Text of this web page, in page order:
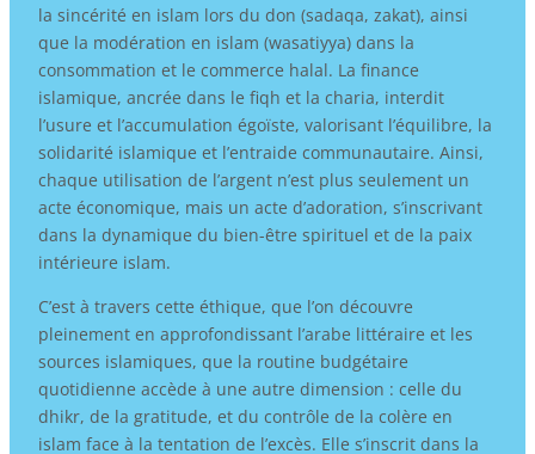
la sincérité en islam lors du don (sadaqa, zakat), ainsi
que la modération en islam (wasatiyya) dans la
consommation et le commerce halal. La finance
islamique, ancrée dans le fiqh et la charia, interdit
l’usure et l’accumulation égoïste, valorisant l’équilibre, la
solidarité islamique et l’entraide communautaire. Ainsi,
chaque utilisation de l’argent n’est plus seulement un
acte économique, mais un acte d’adoration, s’inscrivant
dans la dynamique du bien-être spirituel et de la paix
intérieure islam.
C’est à travers cette éthique, que l’on découvre
pleinement en approfondissant l’arabe littéraire et les
sources islamiques, que la routine budgétaire
quotidienne accède à une autre dimension : celle du
dhikr, de la gratitude, et du contrôle de la colère en
islam face à la tentation de l’excès. Elle s’inscrit dans la